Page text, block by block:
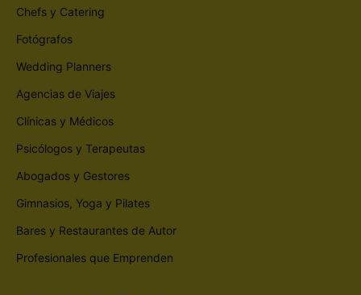
Chefs y Catering
Fotógrafos
Wedding Planners
Agencias de Viajes
Clínicas y Médicos
Psicólogos y Terapeutas
Abogados y Gestores
Gimnasios, Yoga y Pilates
Bares y Restaurantes de Autor
Profesionales que Emprenden